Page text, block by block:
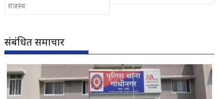
राजस्व
संबंधित समाचार